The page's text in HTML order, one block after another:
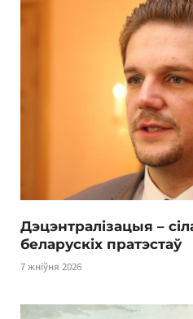
Дэцэнтралізацыя –
беларускіх пратэстаў
7 жніўня 2026